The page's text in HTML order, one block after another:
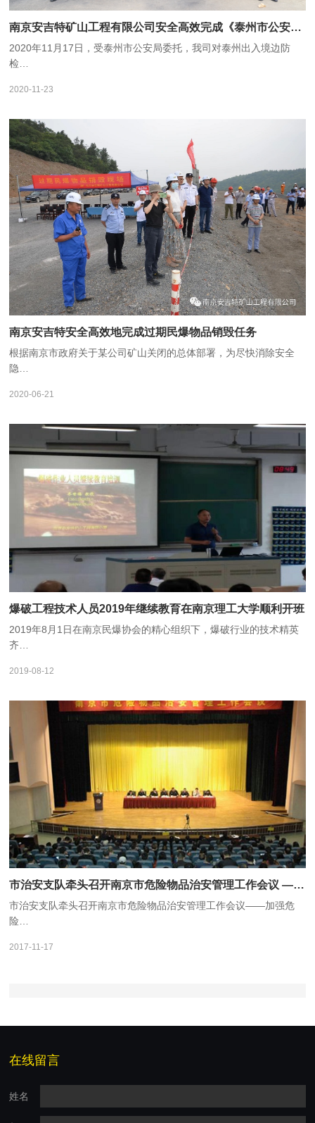
南京安吉特矿山工程有限公司安全高效完成《泰州市公安局废旧子弹销毁项目》
2020年11月17日，受泰州市公安局委托，我司对泰州出入境边防
检…
2020-11-23
南京安吉特安全高效地完成过期民爆物品销毁任务
根据南京市政府关于某公司矿山关闭的总体部署，为尽快消除安全
隐…
2020-06-21
爆破工程技术人员2019年继续教育在南京理工大学顺利开班
2019年8月1日在南京民爆协会的精心组织下，爆破行业的技术精英
齐…
2019-08-12
市治安支队牵头召开南京市危险物品治安管理工作会议 ——加强危险物品治安安保管控保障十九大顺利召开
市治安支队牵头召开南京市危险物品治安管理工作会议——加强危
险…
2017-11-17
在线留言
姓名